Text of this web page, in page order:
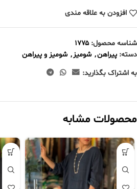
افزودن به علاقه مندی
شناسه محصول:۱۷۷۵
دسته: پیراهن, شومیز, شومیز و پیراهن
به اشتراک بگذارید:
محصولات مشابه